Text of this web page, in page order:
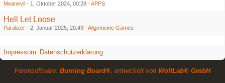
Meanevil - 1. Oktober 2024, 00:28 - APPS
Hell Let Loose
Paralizer - 2. Januar 2025, 20:49 - Allgemeine Games
Impressum Datenschutzerklärung
Forensoftware: Burning Board®, entwickelt von WoltLab® GmbH